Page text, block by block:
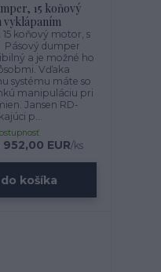
15 koňový
vyklápaním
koňový motor, s
dumper
a je možné ho
Vďaka
systému máte so
manipuláciu pri
Jansen RD-
p...
EUR/ks
košíka